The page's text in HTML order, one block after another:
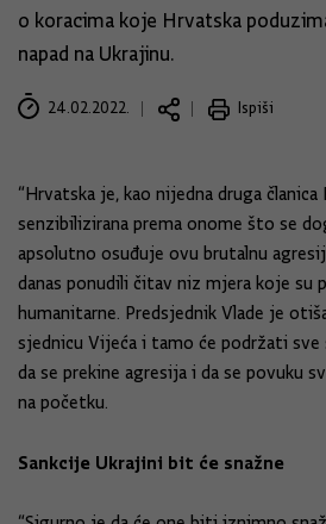
o koracima koje Hrvatska
napad na Ukrajinu.
24.02.2022. Ispiši
“Hrvatska je, kao nijedna druga članica
senzibilizirana prema onome što se
apsolutno osuđuje ovu brutalnu
danas ponudili čitav niz mjera koje su
humanitarne. Predsjednik Vlade je
sjednicu Vijeća i tamo će podržati sve
da se prekine agresija i da se povuku
na početku.
Sankcije Ukrajini bit će snažne